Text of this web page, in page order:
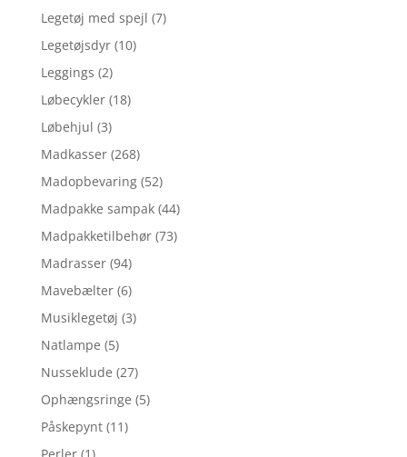
Legetøj med spejl (7)
Legetøjsdyr (10)
Leggings (2)
Løbecykler (18)
Løbehjul (3)
Madkasser (268)
Madopbevaring (52)
Madpakke sampak (44)
Madpakketilbehør (73)
Madrasser (94)
Mavebælter (6)
Musiklegetøj (3)
Natlampe (5)
Nusseklude (27)
Ophængsringe (5)
Påskepynt (11)